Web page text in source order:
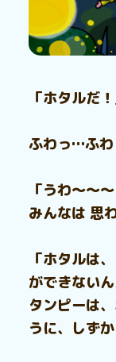
「ホタルだ！
ふわっ…ふわ
「うわ～～
みんなは 思
「ホタルは
ができないん
タンピーは
うに、しず